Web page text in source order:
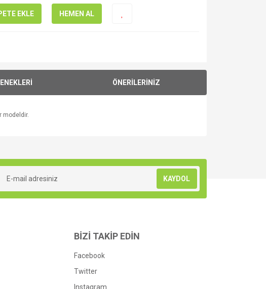
EKLE HEMEN AL
ÖNERİLERİNİZ
modeldir.
KAYDOL
BİZİ TAKİP EDİN
Facebook
Twitter
Instagram